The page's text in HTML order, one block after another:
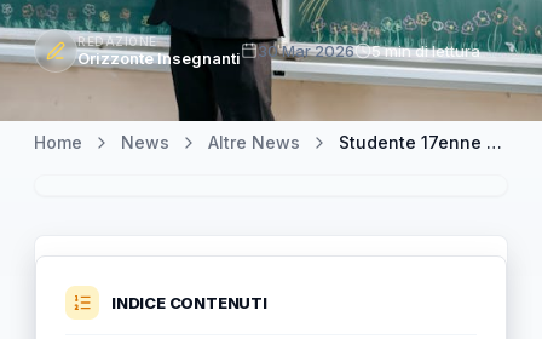
REDAZIONE
Orizzonte Insegnanti 30 Mar 2026 5 min di lettura
Home News Altre News Studente 17enne arrestato: dal social alla violenza, la scuola deve avere un piano
INDICE CONTENUTI